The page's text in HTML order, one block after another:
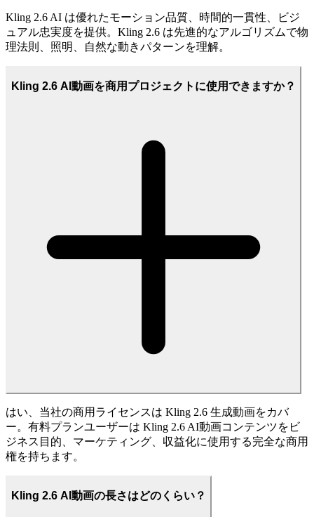
Kling 2.6 AI は優れたモーション品質、時間的一貫性、ビジ
ュアル忠実度を提供。Kling 2.6 は先進的なアルゴリズムで物
理法則、照明、自然な動きパターンを理解。
Kling 2.6 AI動画を商用プロジェクトに使用できますか？
はい、当社の商用ライセンスは Kling 2.6 生成動画をカバ
ー。有料プランユーザーは Kling 2.6 AI動画コンテンツをビ
ジネス目的、マーケティング、収益化に使用する完全な商用
権を持ちます。
Kling 2.6 AI動画の長さはどのくらい？